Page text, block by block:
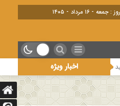
: جمعه - ۱۶ مرداد - ۱۴۰۵
اخبار ویژهحوزه و دانشگاه